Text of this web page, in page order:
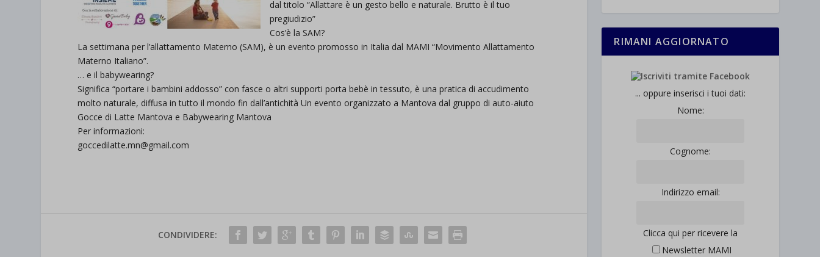
dal titolo “Allattare è un gesto bello e naturale. Brutto è il tuo
pregiudizio”
Cos’è la SAM?
La settimana per l’allattamento Materno (SAM), è un evento promosso in Italia dal MAMI “Movimento Allattamento
Materno Italiano”.
… e il babywearing?
Significa “portare i bambini addosso” con fasce o altri supporti porta bebè in tessuto, è una pratica di accudimento
molto naturale, diffusa in tutto il mondo fin dall’antichità Un evento organizzato a Mantova dal gruppo di auto-aiuto
Gocce di Latte Mantova e Babywearing Mantova
Per informazioni:
goccedilatte.mn@gmail.com
CONDIVIDERE:
RIMANI AGGIORNATO
... oppure inserisci i tuoi dati:
Nome:
Cognome:
Indirizzo email:
Clicca qui per ricevere la
Newsletter MAMI